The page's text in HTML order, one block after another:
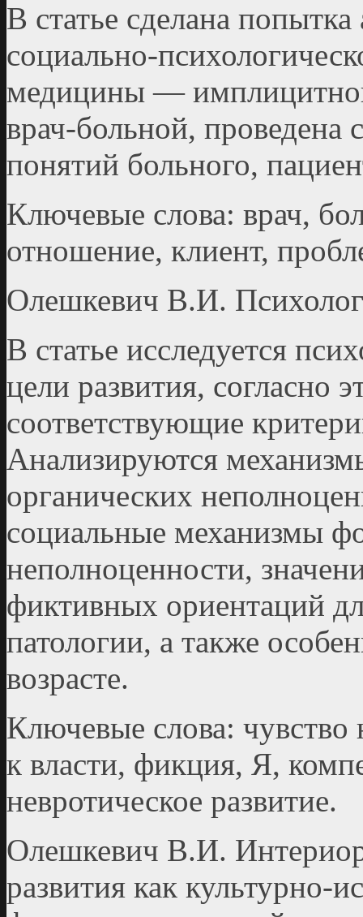
В статье сделана попытка
медицины —
врач‑больной, проведена
понятий больного,
Ключевые слова: врач,
отношение, клиент,
Олешкевич В.И.
В статье исследуется
цели развития, согласно
соответствующие
Анализируются
органических
социальные механизмы
неполноценности,
фиктивных ориентаций
патологии, а также
возрасте.
Ключевые слова: чувство
к власти, фикция, Я,
невротическое развитие.
Олешкевич В.И.
развития как культурно-